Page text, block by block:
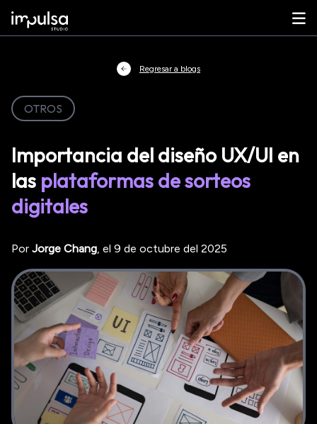
Regresar a blogs
OTROS
Importancia del diseño UX/UI en
las plataformas de sorteos
digitales
Por Jorge Chang, el 9 de octubre del 2025